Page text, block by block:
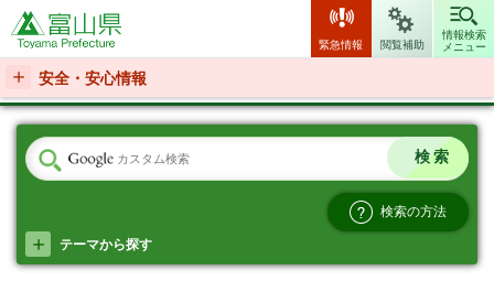
富山県
緊急情報 閲覧補助
情報検索
メニュー
安全・安心情報
検索の方法
テーマから探す